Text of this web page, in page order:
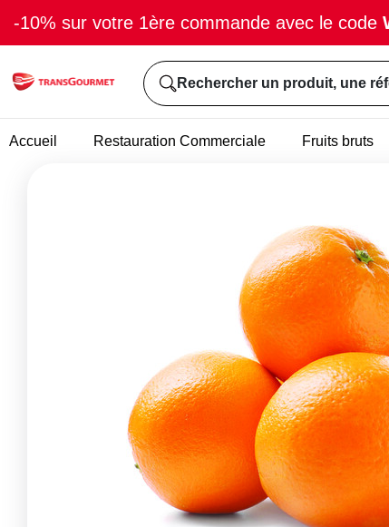
-10% sur votre 1ère commande avec le code
Rechercher un produit, une
Accueil Restauration Commerciale Fruits bruts